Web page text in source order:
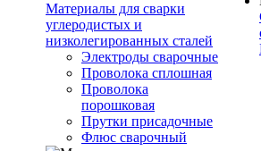
Материалы для сварки
углеродистых и
низколегированных сталей
Электроды сварочные
Проволока сплошная
Проволока
порошковая
Прутки присадочные
Флюс сварочный